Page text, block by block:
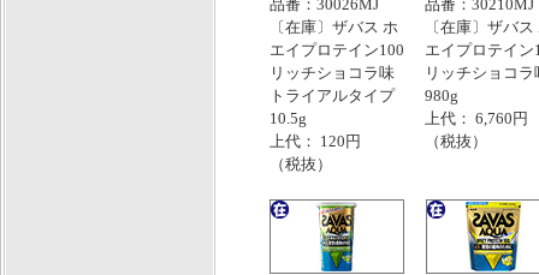
品番：30026MJ
〔在庫〕ザバス ホ
エイプロテイン100
リッチショコラ味
トライアルタイプ
10.5g
上代： 120円
（税抜）
品番：30210MJ
〔在庫〕ザバス
エイプロテイン
リッチショコラ
980g
上代： 6,760円
（税抜）